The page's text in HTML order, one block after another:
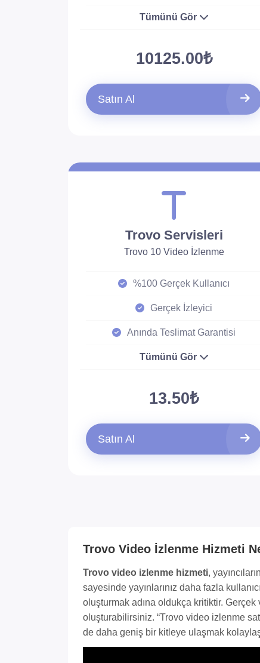
Tümünü Gör
10125.00₺
Satın Al
Trovo Servisleri
Trovo 10 Video İzlenme
%100 Gerçek Kullanıcı
Gerçek İzleyici
Anında Teslimat Garantisi
Tümünü Gör
13.50₺
Satın Al
Trovo Video İzlenme Hizmeti
Trovo video izlenme hizmeti,
sayesinde yayınlarınız daha fazla
oluşturmak adına oldukça kritiktir. Gerçek
oluşturabilirsiniz. “Trovo video izlenme
de daha geniş bir kitleye ulaşmak